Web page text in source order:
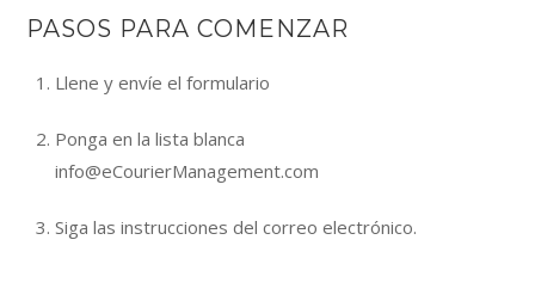
PASOS PARA COMENZAR
Llene y envíe el formulario
Ponga en la lista blanca
info@eCourierManagement.com
Siga las instrucciones del correo electrónico.